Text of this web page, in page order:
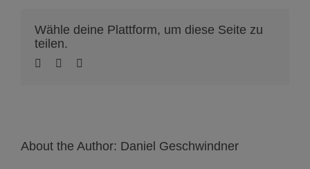
Wähle deine Plattform, um diese Seite zu
teilen.
About the Author: Daniel Geschwindner